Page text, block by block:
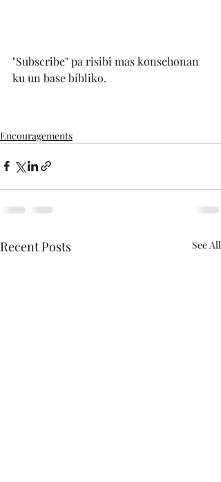
"Subscribe" pa risibi mas konsehonan
ku un base bíbliko.
Encouragements
Recent Posts See All